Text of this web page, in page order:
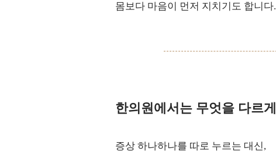
몸보다 마음이 먼저 지치기도 합니다.
한의원에서는 무엇을 다르
증상 하나하나를 따로 누르는 대신,